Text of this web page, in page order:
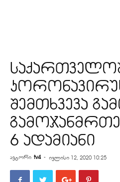
შემთხვევა
6 ადამიანი
ავტორი tv4 - ივლისი 12, 2020 10:25